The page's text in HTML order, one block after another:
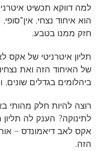
למה דווקא תכשיט
הוא איחוד נצחי,
חזק ממנו בטבע.
תליון איטרניטי של אקס
של האיחוד הזה ואת
ביהלומים בגדלים
רוצה להיות חלק מהותי
לתינוקה? הענק לה
אקס לאב דיאמונדס –
הזה.